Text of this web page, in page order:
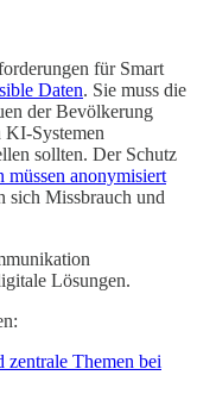
für Smart
Daten. Sie muss die
der Bevölkerung
KI-Systemen
sollten. Der Schutz
müssen anonymisiert
sich Missbrauch und
Lösungen.
zentrale Themen bei